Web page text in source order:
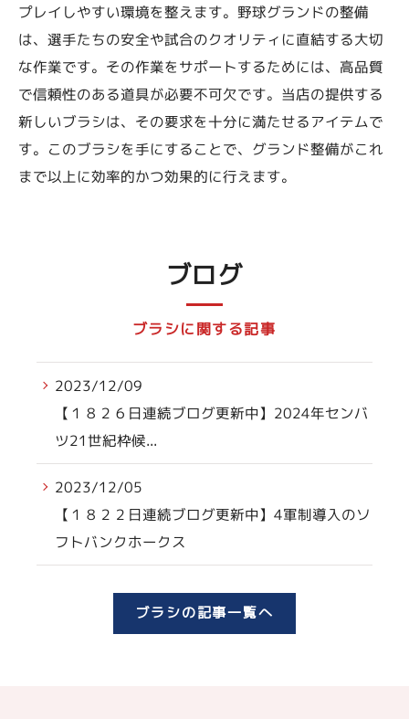
プレイしやすい環境を整えます。野球グランドの整備
は、選手たちの安全や試合のクオリティに直結する大切
な作業です。その作業をサポートするためには、高品質
で信頼性のある道具が必要不可欠です。当店の提供する
新しいブラシは、その要求を十分に満たせるアイテムで
す。このブラシを手にすることで、グランド整備がこれ
まで以上に効率的かつ効果的に行えます。
ブログ
ブラシに関する記事
2023/12/09
【１８２６日連続ブログ更新中】2024年センバ
ツ21世紀枠候...
2023/12/05
【１８２２日連続ブログ更新中】4軍制導入のソ
フトバンクホークス
ブラシの記事一覧へ